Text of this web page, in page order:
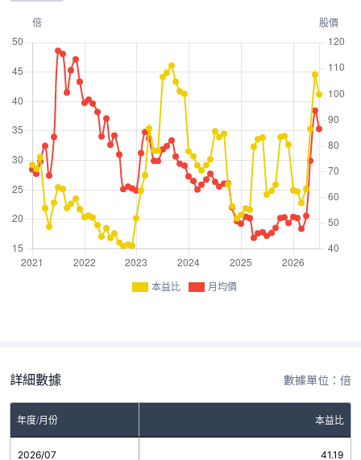
本益比 月均價
詳細數據 數據單位：倍
年度/月份 本益比
2026/07 41.19